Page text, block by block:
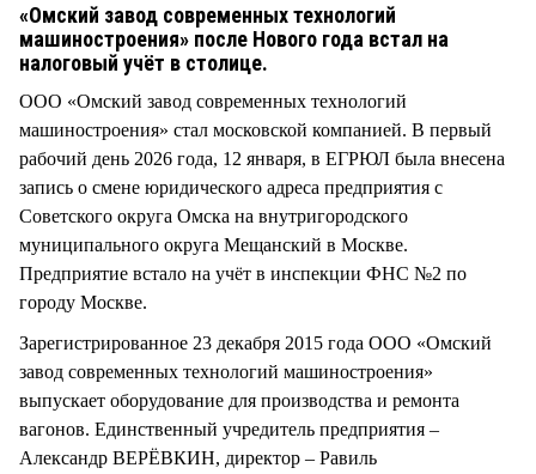
«Омский завод современных технологий
машиностроения» после Нового года встал на
налоговый учёт в столице.
ООО «Омский завод современных технологий
машиностроения» стал московской компанией. В первый
рабочий день 2026 года, 12 января, в ЕГРЮЛ была внесена
запись о смене юридического адреса предприятия с
Советского округа Омска на внутригородского
муниципального округа Мещанский в Москве.
Предприятие встало на учёт в инспекции ФНС №2 по
городу Москве.
Зарегистрированное 23 декабря 2015 года ООО «Омский
завод современных технологий машиностроения»
выпускает оборудование для производства и ремонта
вагонов. Единственный учредитель предприятия –
Александр ВЕРЁВКИН, директор – Равиль